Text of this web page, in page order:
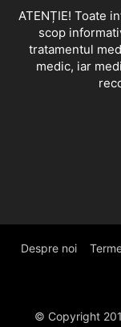
ATENȚIE! Toate
scop
tratamentul
medic, iar
Despre noi
© Copyright